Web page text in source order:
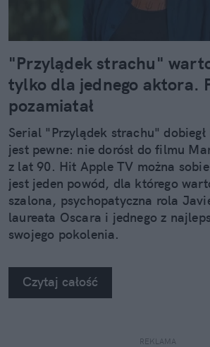
"Przylądek strachu"
tylko dla jednego aktora.
pozamiatał
Serial "Przylądek strachu"
jest pewne: nie dorósł do filmu
z lat 90. Hit Apple TV można
jest jeden powód, dla którego
szalona, psychopatyczna rola
laureata Oscara i jednego z
swojego pokolenia.
Czytaj całość
REKLAMA